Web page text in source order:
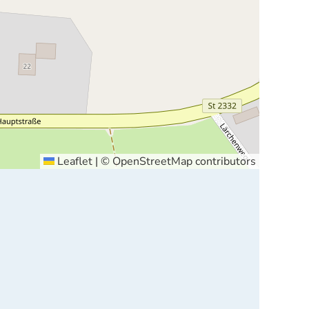
Leaflet | © OpenStreetMapcontributors